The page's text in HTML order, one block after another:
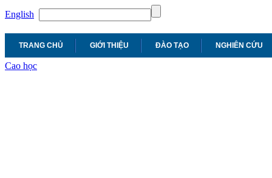
English
TRANG CHỦ GIỚI THIỆU ĐÀO TẠO NGHIÊN CỨU
Cao học